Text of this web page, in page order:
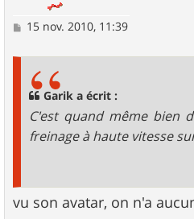
M15 nov. 2010, 11:39
Garik a écrit :
C'est quand même bien
freinage à haute vitesse
vu son avatar, on n'a